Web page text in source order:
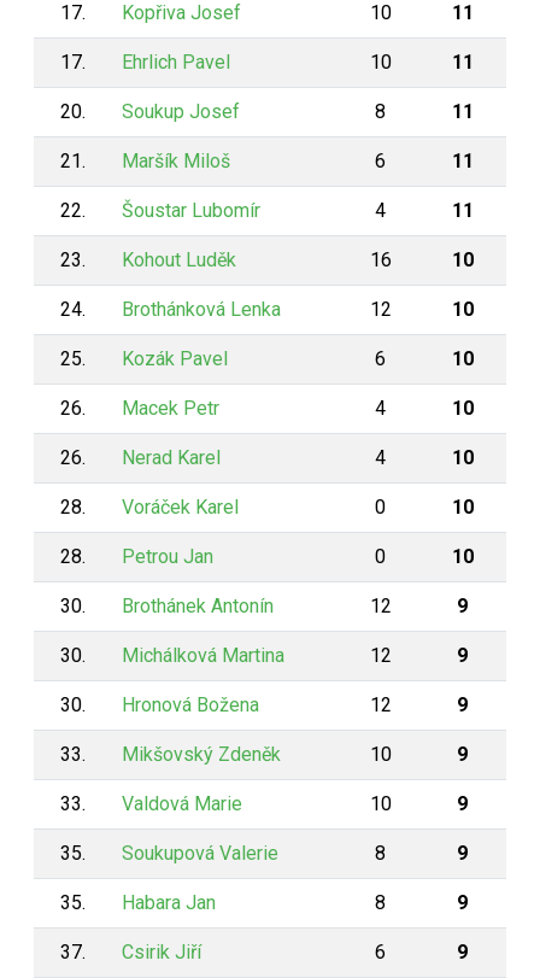
17. Kopřiva Josef 10 11
17. Ehrlich Pavel 10 11
20. Soukup Josef 8 11
21. Maršík Miloš 6 11
22. Šoustar Lubomír 4 11
23. Kohout Luděk 16 10
24. Brothánková Lenka 12 10
25. Kozák Pavel 6 10
26. Macek Petr 4 10
26. Nerad Karel 4 10
28. Voráček Karel 0 10
28. Petrou Jan 0 10
30. Brothánek Antonín 12 9
30. Michálková Martina 12 9
30. Hronová Božena 12 9
33. Mikšovský Zdeněk 10 9
33. Valdová Marie 10 9
35. Soukupová Valerie 8 9
35. Habara Jan 8 9
37. Csirik Jiří 6 9